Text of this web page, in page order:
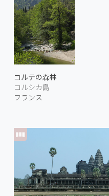
コルテの森林
コルシカ島
フランス